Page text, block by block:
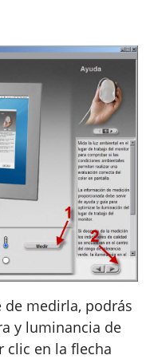
medirla, podrás
y luminancia de
clic en la flecha